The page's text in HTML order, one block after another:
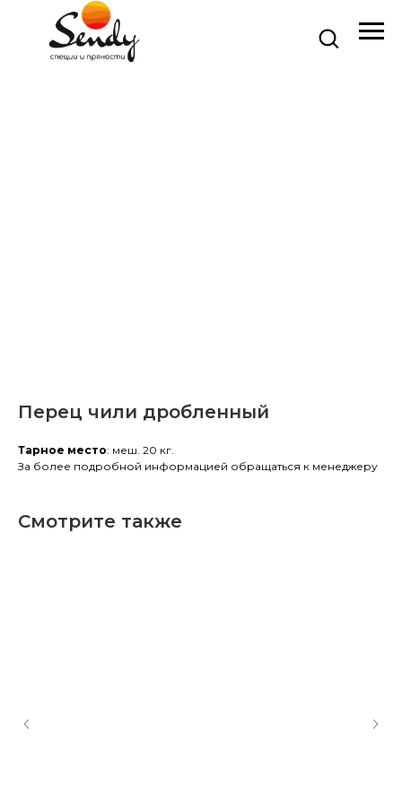
Перец чили дробленный
Тарное место: меш. 20 кг.
За более подробной информацией обращаться к менеджеру
Смотрите также